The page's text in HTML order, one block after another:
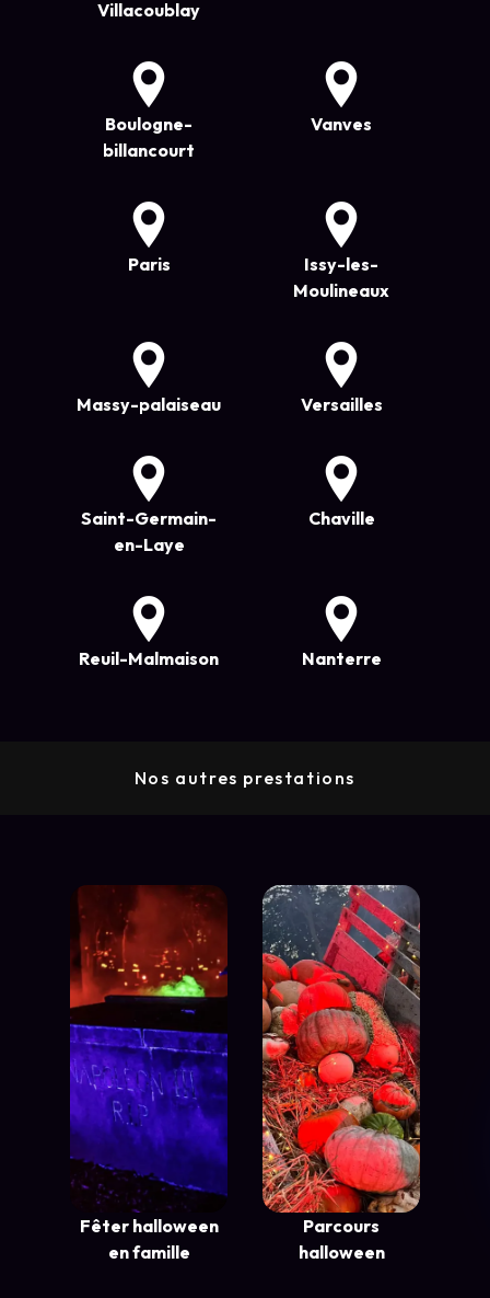
Villacoublay
Boulogne-
billancourt
Vanves
Paris
Issy-les-
Moulineaux
Massy-palaiseau Versailles
Saint-Germain-
en-Laye
Chaville
Reuil-Malmaison Nanterre
Nos autres prestations
Fêter halloween
en famille
Parcours
halloween